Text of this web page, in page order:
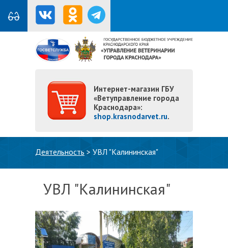
Интернет-магазин ГБУ
«Ветуправление города
Краснодара»:
shop.krasnodarvet.ru.
Деятельность > УВЛ "Калининская"
УВЛ "Калининская"